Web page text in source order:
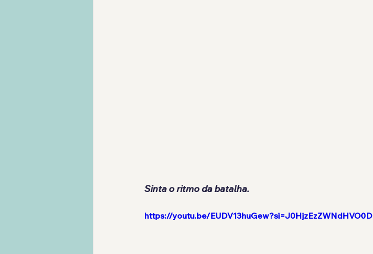
Sinta o ritmo da batalha.
https://youtu.be/EUDV13huGew?si=J0HjzEzZWNdHVO0D